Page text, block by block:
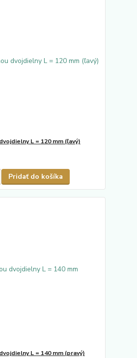
L = 120 mm (ľavý)
Pridať do košíka
L = 140 mm (pravý)